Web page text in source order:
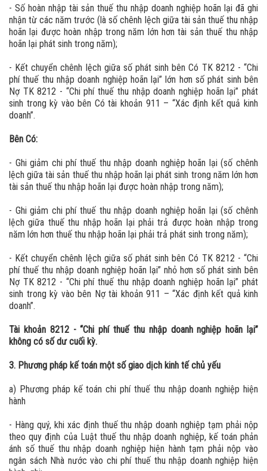
- Số hoàn nhập tài sản thuế thu nhập doanh nghiệp hoãn lại đã ghi
nhận từ các năm trước (là số chênh lệch giữa tài sản thuế thu nhập
hoãn lại được hoàn nhập trong năm lớn hơn tài sản thuế thu nhập
hoãn lại phát sinh trong năm);
- Kết chuyển chênh lệch giữa số phát sinh bên Có TK 8212 - “Chi
phí thuế thu nhập doanh nghiệp hoãn lại” lớn hơn số phát sinh bên
Nợ TK 8212 - “Chi phí thuế thu nhập doanh nghiệp hoãn lại” phát
sinh trong kỳ vào bên Có tài khoản 911 – “Xác định kết quả kinh
doanh”.
Bên Có:
- Ghi giảm chi phí thuế thu nhập doanh nghiệp hoãn lại (số chênh
lệch giữa tài sản thuế thu nhập hoãn lại phát sinh trong năm lớn hơn
tài sản thuế thu nhập hoãn lại được hoàn nhập trong năm);
- Ghi giảm chi phí thuế thu nhập doanh nghiệp hoãn lại (số chênh
lệch giữa thuế thu nhập hoãn lại phải trả được hoàn nhập trong
năm lớn hơn thuế thu nhập hoãn lại phải trả phát sinh trong năm);
- Kết chuyển chênh lệch giữa số phát sinh bên Có TK 8212 - “Chi
phí thuế thu nhập doanh nghiệp hoãn lại” nhỏ hơn số phát sinh bên
Nợ TK 8212 - “Chi phí thuế thu nhập doanh nghiệp hoãn lại” phát
sinh trong kỳ vào bên Nợ tài khoản 911 – “Xác định kết quả kinh
doanh”.
Tài khoản 8212 - “Chi phí thuế thu nhập doanh nghiệp hoãn lại”
không có số dư cuối kỳ.
3. Phương pháp kế toán một số giao dịch kinh tế chủ yếu
a) Phương pháp kế toán chi phí thuế thu nhập doanh nghiệp hiện
hành
- Hàng quý, khi xác định thuế thu nhập doanh nghiệp tạm phải nộp
theo quy định của Luật thuế thu nhập doanh nghiệp, kế toán phản
ánh số thuế thu nhập doanh nghiệp hiện hành tạm phải nộp vào
ngân sách Nhà nước vào chi phí thuế thu nhập doanh nghiệp hiện